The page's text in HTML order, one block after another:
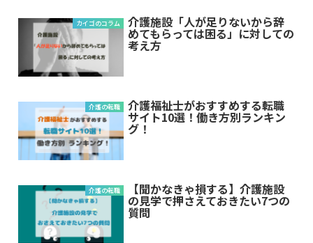
カイゴのコラム 介護施設「人が足りないから辞
めてもらっては困る」に対しての
考え方
介護の転職 介護福祉士がおすすめする転職
サイト10選！働き方別ランキン
グ！
介護の転職 【聞かなきゃ損する】介護施設
の見学で押さえておきたい7つの
質問